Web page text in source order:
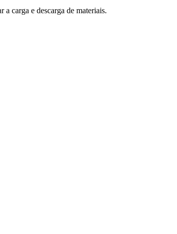
carga e descarga de materiais.